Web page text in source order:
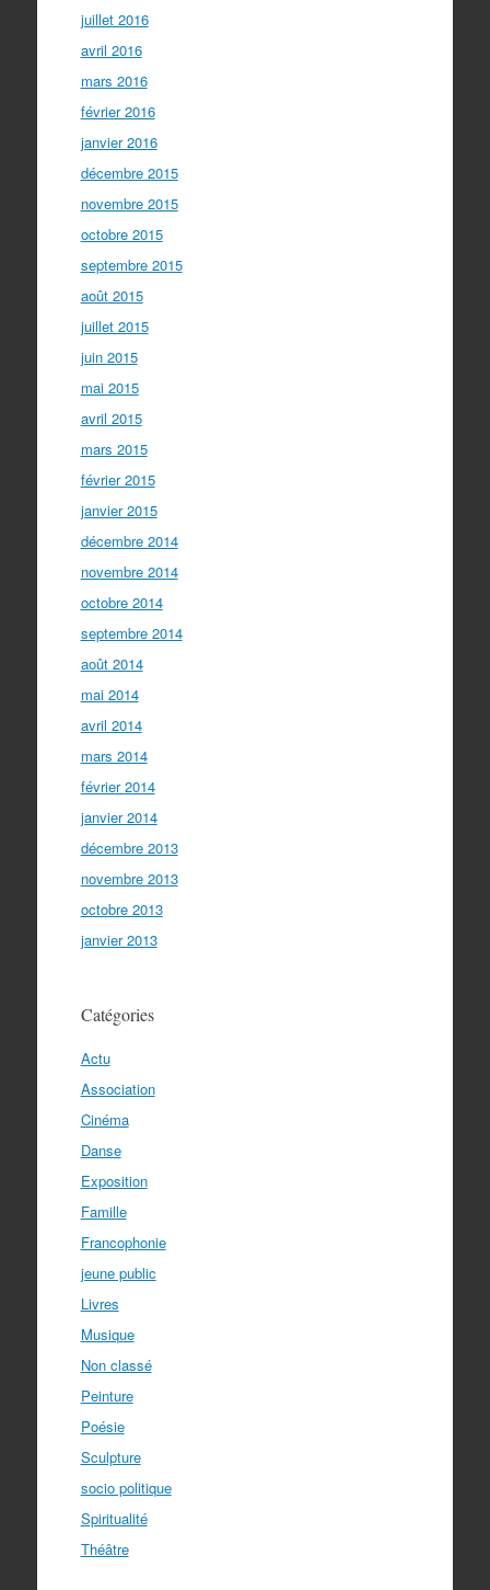
juillet 2016
avril 2016
mars 2016
février 2016
janvier 2016
décembre 2015
novembre 2015
octobre 2015
septembre 2015
août 2015
juillet 2015
juin 2015
mai 2015
avril 2015
mars 2015
février 2015
janvier 2015
décembre 2014
novembre 2014
octobre 2014
septembre 2014
août 2014
mai 2014
avril 2014
mars 2014
février 2014
janvier 2014
décembre 2013
novembre 2013
octobre 2013
janvier 2013
Catégories
Actu
Association
Cinéma
Danse
Exposition
Famille
Francophonie
jeune public
Livres
Musique
Non classé
Peinture
Poésie
Sculpture
socio politique
Spiritualité
Théâtre